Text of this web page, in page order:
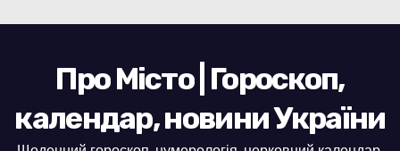
Про Місто | Гороскоп,
календар, новини України